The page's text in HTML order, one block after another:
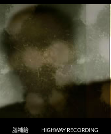
腦補給 HIGHWAY RECORDING